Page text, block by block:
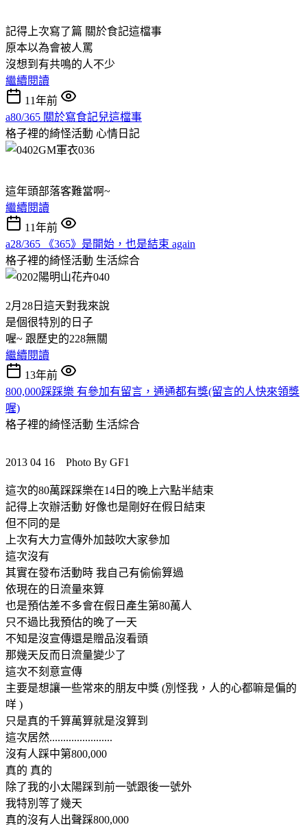
記得上次寫了篇 關於食記這檔事
原本以為會被人罵
沒想到有共鳴的人不少
繼續閱讀
11年前
a80/365 關於寫食記兒這檔事
格子裡的綺怪活動 心情日記
這年頭部落客難當啊~
繼續閱讀
11年前
a28/365 《365》是開始，也是結束 again
格子裡的綺怪活動 生活綜合
2月28日這天對我來說
是個很特別的日子
喔~ 跟歷史的228無關
繼續閱讀
13年前
800,000踩踩樂 有參加有留言，通通都有獎(留言的人快來領獎
喔)
格子裡的綺怪活動 生活綜合
2013 04 16 Photo By GF1
這次的80萬踩踩樂在14日的晚上六點半結束
記得上次辦活動 好像也是剛好在假日結束
但不同的是
上次有大力宣傳外加鼓吹大家參加
這次沒有
其實在發布活動時 我自己有偷偷算過
依現在的日流量來算
也是預估差不多會在假日產生第80萬人
只不過比我預估的晚了一天
不知是沒宣傳還是贈品沒看頭
那幾天反而日流量變少了
這次不刻意宣傳
主要是想讓一些常來的朋友中獎 (別怪我，人的心都嘛是偏的
咩 )
只是真的千算萬算就是沒算到
這次居然.......................
沒有人踩中第800,000
真的 真的
除了我的小太陽踩到前一號跟後一號外
我特別等了幾天
真的沒有人出聲踩800,000